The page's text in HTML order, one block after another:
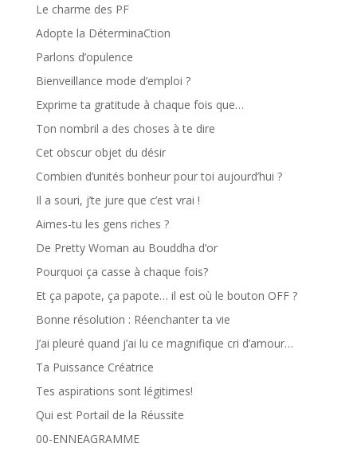
Le charme des PF
Adopte la DéterminaCtion
Parlons d’opulence
Bienveillance mode d’emploi ?
Exprime ta gratitude à chaque fois que…
Ton nombril a des choses à te dire
Cet obscur objet du désir
Combien d’unités bonheur pour toi aujourd’hui ?
Il a souri, j’te jure que c’est vrai !
Aimes-tu les gens riches ?
De Pretty Woman au Bouddha d’or
Pourquoi ça casse à chaque fois?
Et ça papote, ça papote… il est où le bouton OFF ?
Bonne résolution : Réenchanter ta vie
J’ai pleuré quand j’ai lu ce magnifique cri d’amour…
Ta Puissance Créatrice
Tes aspirations sont légitimes!
Qui est Portail de la Réussite
00-ENNEAGRAMME